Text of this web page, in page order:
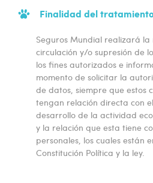
Finalidad del
Seguros Mundial realizará la
circulación y/o supresión de
los fines autorizados e
momento de solicitar la
de datos, siempre que estos
tengan relación directa con
desarrollo de la actividad
y la relación que esta tiene
personales, los cuales están
Constitución Política y la ley.